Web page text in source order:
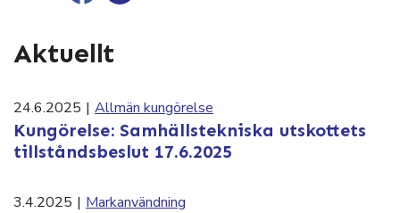
Aktuellt
24.6.2025 | Allmän kungörelse
Kungörelse: Samhällstekniska utskottets
tillståndsbeslut 17.6.2025
3.4.2025 | Markanvändning